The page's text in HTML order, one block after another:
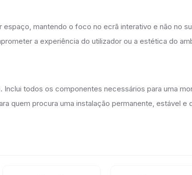
mantendo o foco no ecrã interativo e não no
a experiência do utilizador ou a estética do
todos os componentes necessários para uma
quem procura uma instalação permanente, estável e